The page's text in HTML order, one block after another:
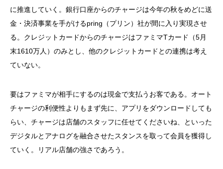
に推進していく。銀行口座からのチャージは今年の秋をめどに送
金・決済事業を手がけるpring（プリン）社が間に入り実現させ
る。クレジットカードからのチャージはファミマTカード（5月
末1610万人）のみとし、他のクレジットカードとの連携は考え
ていない。
要はファミマが相手にするのは現金で支払うお客である。オート
チャージの利便性よりもまず先に、アプリをダウンロードしても
らい、チャージは店舗のスタッフに任せてくださいね、といった
デジタルとアナログを融合させたスタンスを取って会員を獲得し
ていく。リアル店舗の強さであろう。